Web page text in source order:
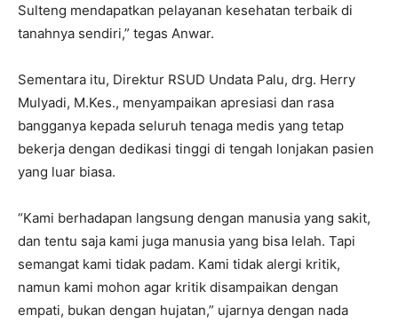
Sulteng mendapatkan pelayanan kesehatan terbaik di
tanahnya sendiri,” tegas Anwar.
Sementara itu, Direktur RSUD Undata Palu, drg. Herry
Mulyadi, M.Kes., menyampaikan apresiasi dan rasa
bangganya kepada seluruh tenaga medis yang tetap
bekerja dengan dedikasi tinggi di tengah lonjakan pasien
yang luar biasa.
“Kami berhadapan langsung dengan manusia yang sakit,
dan tentu saja kami juga manusia yang bisa lelah. Tapi
semangat kami tidak padam. Kami tidak alergi kritik,
namun kami mohon agar kritik disampaikan dengan
empati, bukan dengan hujatan,” ujarnya dengan nada